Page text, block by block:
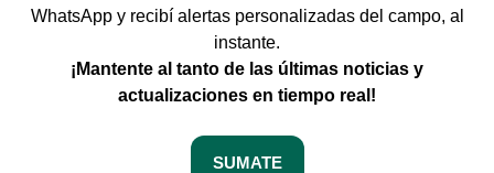
WhatsApp y recibí alertas personalizadas del campo, al
instante.
¡Mantente al tanto de las últimas noticias y
actualizaciones en tiempo real!
SUMATE